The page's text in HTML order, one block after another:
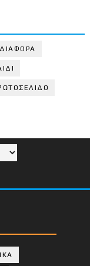
ΔΙΑΦΟΡΑ